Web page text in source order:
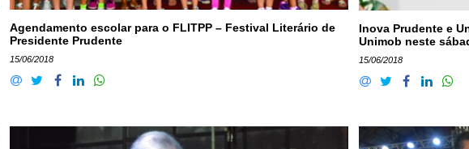
Agendamento escolar para o FLITPP – Festival Literário de
Presidente Prudente
15/06/2018
Inova Prudente e
Unimob neste
15/06/2018